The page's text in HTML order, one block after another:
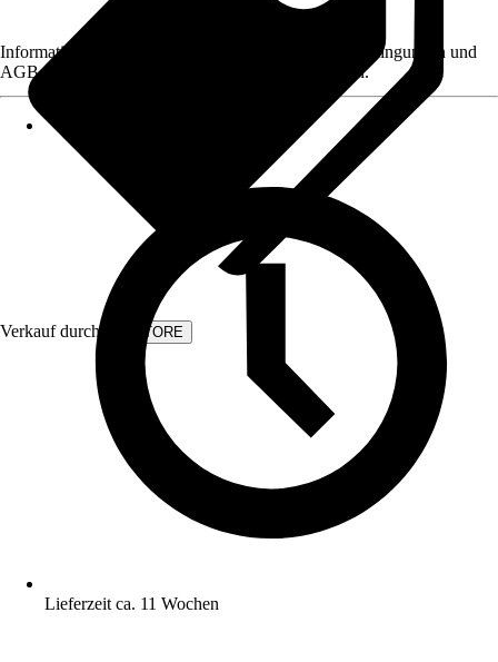
Verkauf durch: KVSTORE
Informationen des Verkäufers, wie z. B. Rückgabebedingungen und
AGB, finden Sie bei Klick auf den Verkäufernamen.
Lieferzeit ca. 11 Wochen